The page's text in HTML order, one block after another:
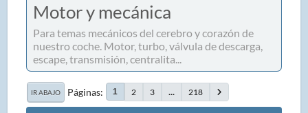
Motor y mecánica
Para temas mecánicos del cerebro y corazón de
nuestro coche. Motor, turbo, válvula de descarga,
escape, transmisión, centralita...
IR ABAJO Páginas 1 2 3 ... 218